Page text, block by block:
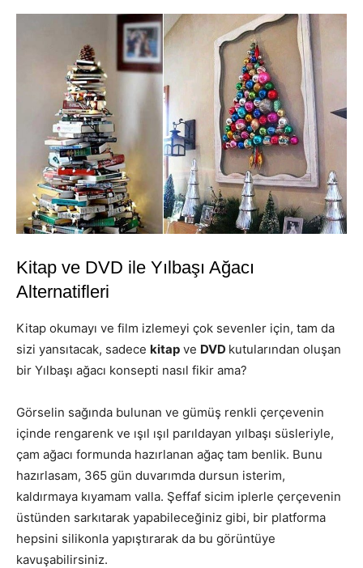
Kitap ve DVD ile Yılbaşı Ağacı
Alternatifleri
Kitap okumayı ve film izlemeyi çok sevenler için, tam da
sizi yansıtacak, sadece kitap ve DVD kutularından oluşan
bir Yılbaşı ağacı konsepti nasıl fikir ama?
Görselin sağında bulunan ve gümüş renkli çerçevenin
içinde rengarenk ve ışıl ışıl parıldayan yılbaşı süsleriyle,
çam ağacı formunda hazırlanan ağaç tam benlik. Bunu
hazırlasam, 365 gün duvarımda dursun isterim,
kaldırmaya kıyamam valla. Şeffaf sicim iplerle çerçevenin
üstünden sarkıtarak yapabileceğiniz gibi, bir platforma
hepsini silikonla yapıştırarak da bu görüntüye
kavuşabilirsiniz.